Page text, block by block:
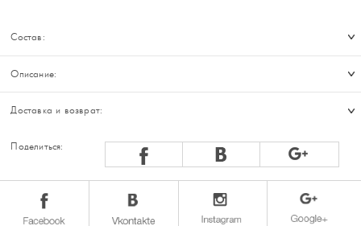
Состав:
Описание:
Доставка и возврат:
Поделиться: